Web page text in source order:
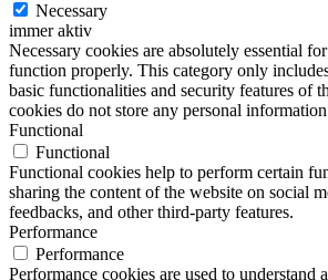
Necessary
immer aktiv
Necessary cookies are absolutely essential
function properly. This category only
basic functionalities and security features of
cookies do not store any personal
Functional
Functional
Functional cookies help to perform certain
sharing the content of the website on social
feedbacks, and other third-party features.
Performance
Performance
Performance cookies are used to understand